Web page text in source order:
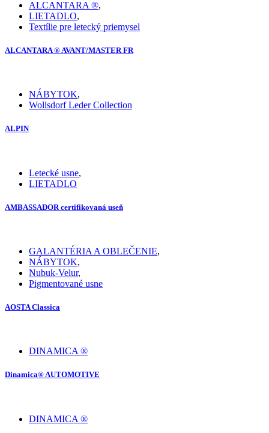
ALCANTARA ®,
LIETADLO,
Textílie pre letecký priemysel
ALCANTARA ® AVANT/MASTER FR
NÁBYTOK,
Wollsdorf Leder Collection
ALPIN
Letecké usne,
LIETADLO
AMBASSADOR certifikovaná useň
GALANTÉRIA A OBLEČENIE,
NÁBYTOK,
Nubuk-Velur,
Pigmentované usne
AOSTA Classica
DINAMICA ®
Dinamica® AUTOMOTIVE
DINAMICA ®